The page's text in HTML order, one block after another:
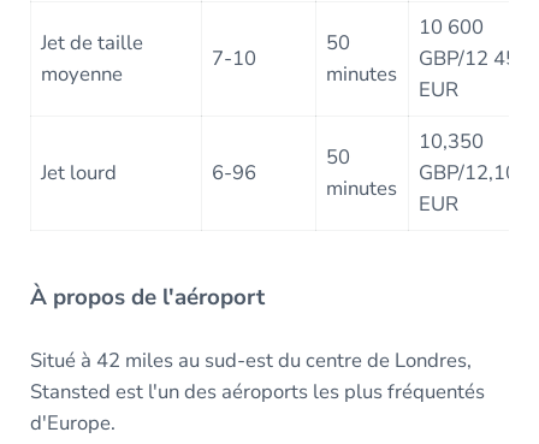
Jet de taille
moyenne
7-10
50
minutes
10 600
GBP/12 450
EUR
Jet lourd 6-96
50
minutes
10,350
GBP/12,100
EUR
À propos de l'aéroport
Situé à 42 miles au sud-est du centre de Londres,
Stansted est l'un des aéroports les plus fréquentés
d'Europe.